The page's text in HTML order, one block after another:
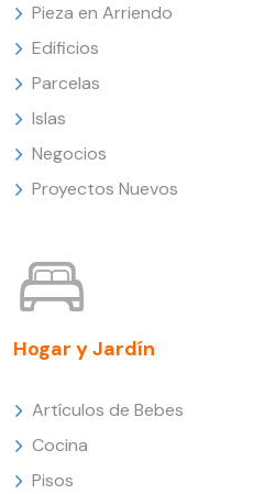
Pieza en Arriendo
Edificios
Parcelas
Islas
Negocios
Proyectos Nuevos
Hogar y Jardín
Artículos de Bebes
Cocina
Pisos